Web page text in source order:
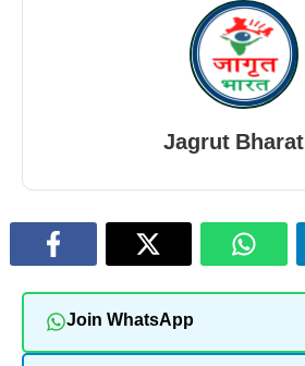
Jagrut Bharat
Join WhatsApp